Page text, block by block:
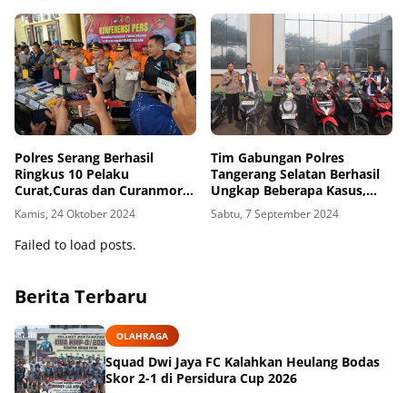
Polres Serang Berhasil
Ringkus 10 Pelaku
Curat,Curas dan Curanmor,
Dalam Waktu 10 Hari
Kamis, 24 Oktober 2024
Tim Gabungan Polres
Tangerang Selatan Berhasil
Ungkap Beberapa Kasus,
Diantaranya Kasus
Curanmor
Sabtu, 7 September 2024
Failed to load posts.
Berita Terbaru
OLAHRAGA
Squad Dwi Jaya FC Kalahkan Heulang Bodas
Skor 2-1 di Persidura Cup 2026